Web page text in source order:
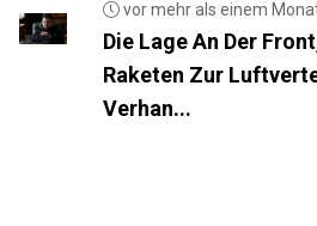
vor mehr als einem
Die Lage An Der
Raketen Zur
Verhan...